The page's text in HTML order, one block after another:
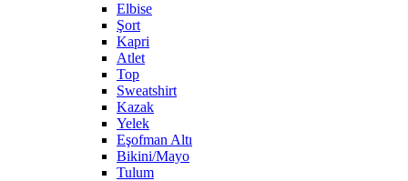
Elbise
Şort
Kapri
Atlet
Top
Sweatshirt
Kazak
Yelek
Eşofman Altı
Bikini/Mayo
Tulum